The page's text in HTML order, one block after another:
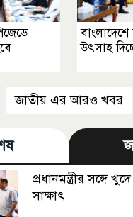
উৎসাহ
জাতীয় এর আরও খবর
প্রধানমন্ত্রীর সঙ্গে
সাক্ষাৎ